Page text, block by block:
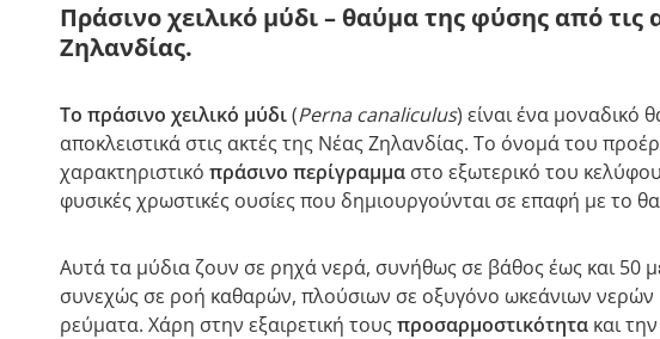
Πράσινο χειλικό μύδι – θαύμα της φύσης από τις
Ζηλανδίας.
Το πράσινο χειλικό μύδι(Perna canaliculus) είναι ένα μοναδικό
αποκλειστικά στις ακτές της Νέας Ζηλανδίας. Το όνομά του
χαρακτηριστικό πράσινο περίγραμμα στο εξωτερικό του
φυσικές χρωστικές ουσίες που δημιουργούνται σε επαφή με το
Αυτά τα μύδια ζουν σε ρηχά νερά, συνήθως σε βάθος έως και 50
συνεχώς σε ροή καθαρών, πλούσιων σε οξυγόνο ωκεάνιων νερών
ρεύματα. Χάρη στην εξαιρετική τους προσαρμοστικότητα και την